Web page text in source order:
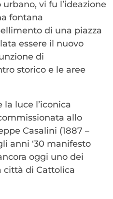
vi fu l’ideazione
fontana
di una piazza
essere il nuovo
di
storico e le aree
la luce l’iconica
allo
Casalini (1887 –
anni ‘30 manifesto
oggi uno dei
città di Cattolica